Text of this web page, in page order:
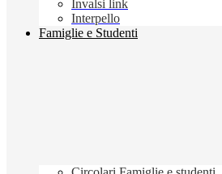
Invalsi link
Interpello
Famiglie e Studenti